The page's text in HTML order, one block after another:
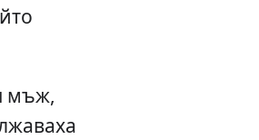
мъж,